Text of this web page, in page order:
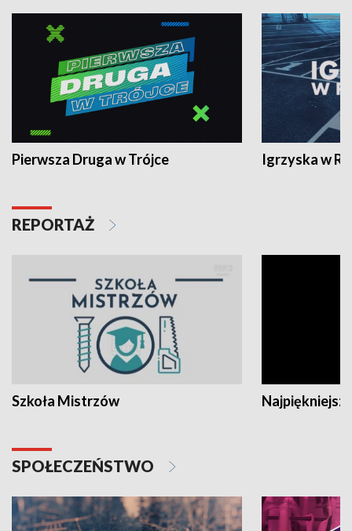
Pierwsza Druga w Trójce Igrzyska w
REPORTAŻ
Szkoła Mistrzów
SPOŁECZEŃSTWO